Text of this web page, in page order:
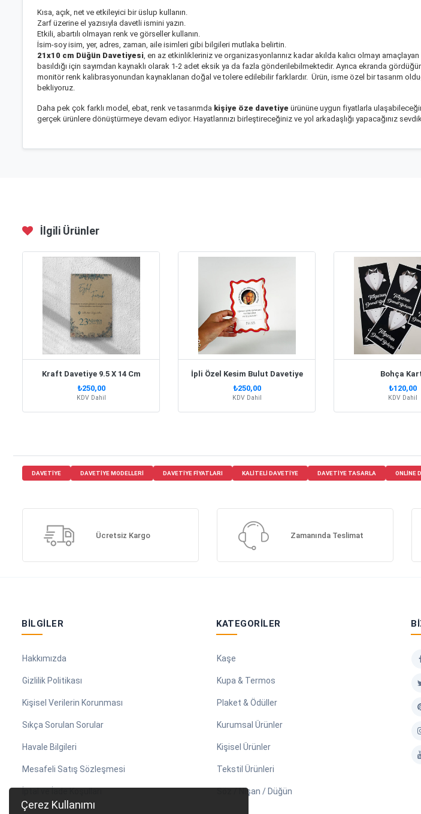
Kısa, açık, net ve etkileyici bir üslup kullanın.
Zarf üzerine el yazısıyla davetli ismini yazın.
Etkili, abartılı olmayan renk ve görseller kullanın.
İsim-soy isim, yer, adres, zaman, aile isimleri gibi bilgileri mutlaka belirtin.
21x10 cm Düğün Davetiyesi, en az etkinlikleriniz ve organizasyonlarınız kadar akılda kalıcı olmayı
basıldığı için sayımdan kaynaklı olarak 1-2 adet eksik ya da fazla gönderilebilmektedir. Ayrıca ekranda
monitör renk kalibrasyonundan kaynaklanan doğal ve tolere edilebilir farklardır. Ürün, isme özel bir tasarım
bekliyoruz.
Daha pek çok farklı model, ebat, renk ve tasarımda kişiye öze davetiye ürününe uygun fiyatlarla
gerçek ürünlere dönüştürmeye devam ediyor. Hayatlarınızı birleştireceğiniz ve yol arkadaşlığı yapacağınız
İlgili Ürünler
Kraft Davetiye 9.5 X 14 Cm
₺250,00
KDV Dahil
İpli Özel Kesim Bulut Davetiye
₺250,00
KDV Dahil
Bohça
₺120,00
KDV Dahil
DAVETIYE DAVETIYE MODELLERI DAVETIYE FIYATLARI KALITELI DAVETIYE DAVETIYE TASARLA ONLINE
Ücretsiz Kargo Zamanında Teslimat
BILGILER
Hakkımızda
Gizlilik Politikası
Kişisel Verilerin Korunması
Sıkça Sorulan Sorular
Havale Bilgileri
Mesafeli Satış Sözleşmesi
KATEGORILER
Kaşe
Kupa & Termos
Plaket & Ödüller
Kurumsal Ürünler
Kişisel Ürünler
Tekstil Ürünleri
Söz / Nişan / Düğün
Çerez Kullanımı